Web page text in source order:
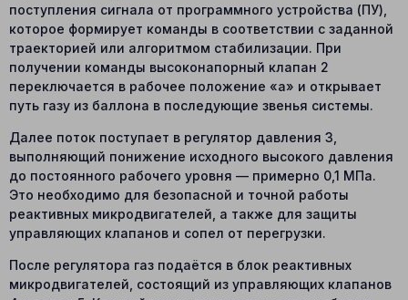
поступления сигнала от программного устройства (ПУ),
которое формирует команды в соответствии с заданной
траекторией или алгоритмом стабилизации. При
получении команды высоконапорный клапан 2
переключается в рабочее положение «а» и открывает
путь газу из баллона в последующие звенья системы.
Далее поток поступает в регулятор давления 3,
выполняющий понижение исходного высокого давления
до постоянного рабочего уровня — примерно 0,1 МПа.
Это необходимо для безопасной и точной работы
реактивных микродвигателей, а также для защиты
управляющих клапанов и сопел от перегрузки.
После регулятора газ подаётся в блок реактивных
микродвигателей, состоящий из управляющих клапанов